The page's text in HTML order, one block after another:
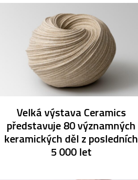
Velká výstava Ceramics
představuje 80 významných
keramických děl z posledních
5 000 let